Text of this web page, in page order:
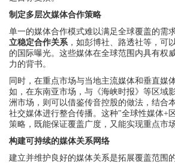
制定多层次媒体合作策略
单一的媒体合作模式难以满足全球覆盖的需求
立稳定合作关系，如彭博社、路透社等，可
的国际曝光。这些媒体在全球范围内具有权
力的背书。
同时，在重点市场与当地主流媒体和垂直媒
如，在东南亚市场，与《海峡时报》等区域
洲市场，则可以借鉴传音控股的做法，结合
社交媒体进行整合传播。这种"全球性媒体+
策略，既能保证覆盖广度，又能实现重点市
构建可持续的媒体关系网络
建立并维护良好的媒体关系是拓展覆盖范围